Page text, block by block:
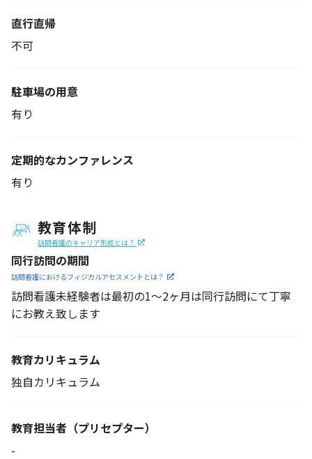
直行直帰
不可
駐車場の用意
有り
定期的なカンファレンス
有り
教育体制
訪問看護のキャリア形成とは？
同行訪問の期間
訪問看護におけるフィジカルアセスメントとは？
訪問看護未経験者は最初の1～2ヶ月は同行訪問にて丁寧
にお教え致します
教育カリキュラム
独自カリキュラム
教育担当者 （プリセプター）
-